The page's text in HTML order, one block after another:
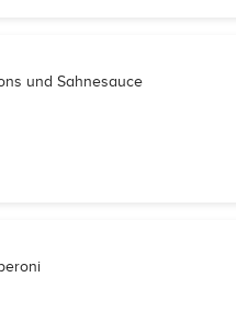
und Sahnesauce